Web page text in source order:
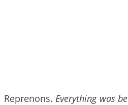
Reprenons.Everything was